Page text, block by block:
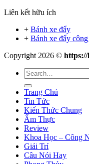
Liên kết hữu ích
+ Bánh xe đẩy
+ Bánh xe đẩy
Copyright 2026 ©
Trang Chủ
Tin Tức
Kiến Thức Chung
Ẩm Thực
Review
Khoa Học – Công
Giải Trí
Câu Nói Hay